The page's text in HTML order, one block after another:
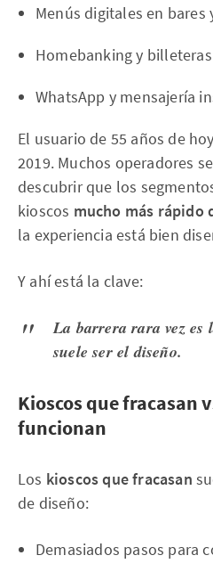
Menús digitales en bares
Homebanking y
WhatsApp y mensajería
El usuario de 55 años de
2019. Muchos operadores
descubrir que los
kioscos mucho más rápido
la experiencia está bien
Y ahí está la clave:
La barrera rara vez es
suele ser el diseño.
Kioscos que fracasan
funcionan
Los kioscos que fracasan
de diseño:
Demasiados pasos para